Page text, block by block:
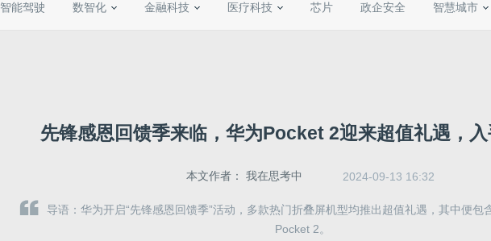
智能驾驶 数智化 金融科技 医疗科技 芯片 政企安全 智慧城市
先锋感恩回馈季来临，华为Pocket 2迎来超值礼遇，
本文作者： 我在思考中 2024-09-13 16:32
导语：华为开启“先锋感恩回馈季”活动，多款热门折叠屏机型均推出超值礼遇，其中便包
Pocket 2。